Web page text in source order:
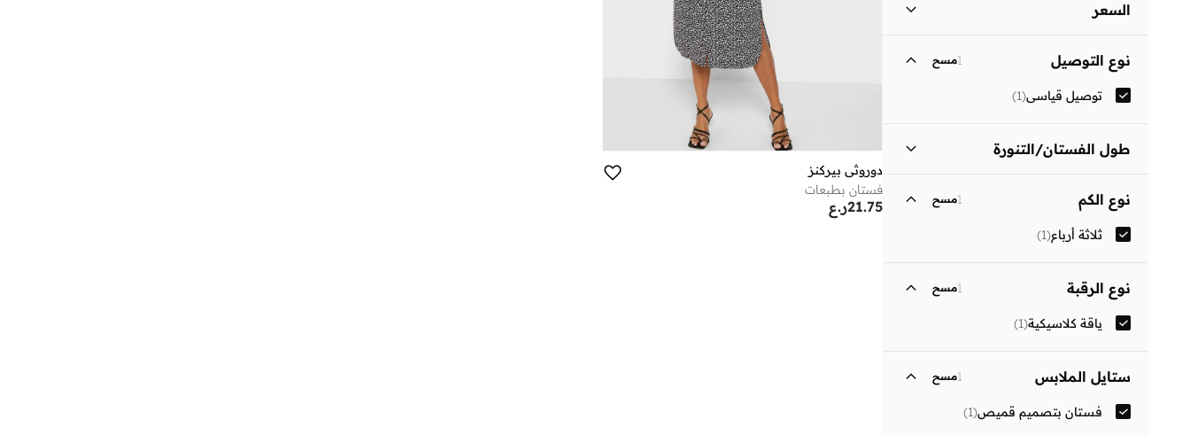
السعر
ر.ع
انطلق
نوع التوصيل 1مسح
توصيل قياسي(
1
)
طول الفستان/التنورة
نوع الكم 1مسح
ثلاثة أرباع(
1
)
نوع الرقبة 1مسح
ياقة كلاسيكية(
1
)
ستايل الملابس 1مسح
فستان بتصميم قميص(
1
)
دوروثي بيركنز
فستان بطبعات
ر.ع21.75